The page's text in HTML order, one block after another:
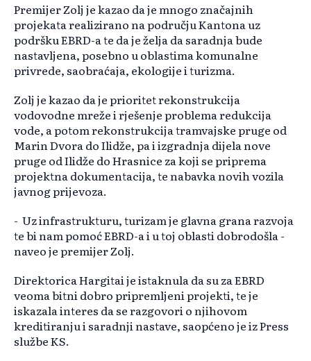
Premijer Zolj je kazao da je mnogo značajnih
projekata realizirano na području Kantona uz
podršku EBRD-a te da je želja da saradnja bude
nastavljena, posebno u oblastima komunalne
privrede, saobraćaja, ekologije i turizma.
Zolj je kazao da je prioritet rekonstrukcija
vodovodne mreže i rješenje problema redukcija
vode, a potom rekonstrukcija tramvajske pruge od
Marin Dvora do Ilidže, pa i izgradnja dijela nove
pruge od Ilidže do Hrasnice za koji se priprema
projektna dokumentacija, te nabavka novih vozila
javnog prijevoza.
- Uz infrastrukturu, turizam je glavna grana razvoja
te bi nam pomoć EBRD-a i u toj oblasti dobrodošla -
naveo je premijer Zolj.
Direktorica Hargitai je istaknula da su za EBRD
veoma bitni dobro pripremljeni projekti, te je
iskazala interes da se razgovori o njihovom
kreditiranju i saradnji nastave, saopćeno je iz Press
službe KS.